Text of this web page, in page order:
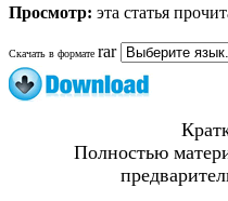
Просмотр: эта статья
Скачать в формате rar
Полностью